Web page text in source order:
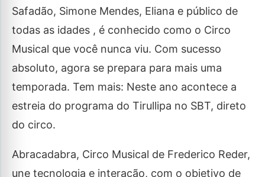
Safadão, Simone Mendes, Eliana e público de
todas as idades , é conhecido como o Circo
Musical que você nunca viu. Com sucesso
absoluto, agora se prepara para mais uma
temporada. Tem mais: Neste ano acontece a
estreia do programa do Tirullipa no SBT, direto
do circo.
Abracadabra, Circo Musical de Frederico Reder,
une tecnologia e interação, com o objetivo de